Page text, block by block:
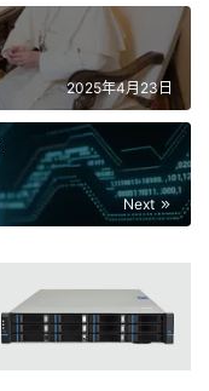
2025年4月23日
Next